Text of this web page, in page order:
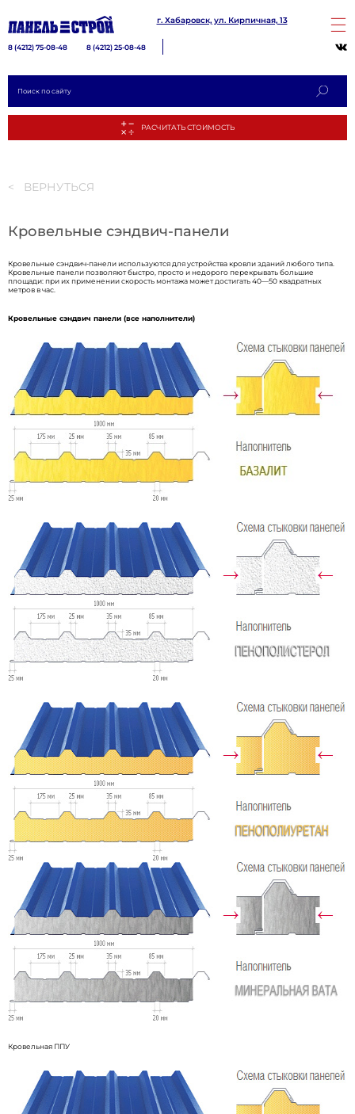
г. Хабаровск, ул. Кирпичная, 13
8 (4212) 75-08-48 8 (4212) 25-08-48
< ВЕРНУТЬСЯ
Кровельные сэндвич-панели
Кровельные сэндвич-панели используются для устройства кровли зданий любого типа.
Кровельные панели позволяют быстро, просто и недорого перекрывать большие
площади: при их применении скорость монтажа может достигать 40—50 квадратных
метров в час.
Кровельные сэндвич панели (все наполнители)
Кровельная ППУ